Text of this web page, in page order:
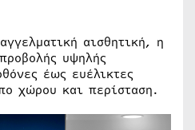
αισθητική, η
υψηλής
έως ευέλικτες
χώρου και περίσταση.